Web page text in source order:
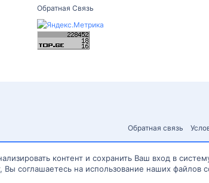
Обратная Связь
Обратная связь
контент и сохранить Ваш вход в
Вы соглашаетесь на использование наших файлов